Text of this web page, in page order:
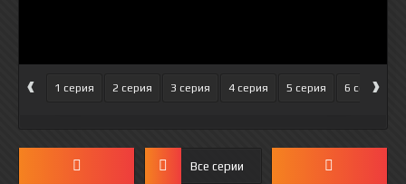
‹ 1 серия 2 серия 3 серия 4 серия 5 серия 6 серия
›
Все серии